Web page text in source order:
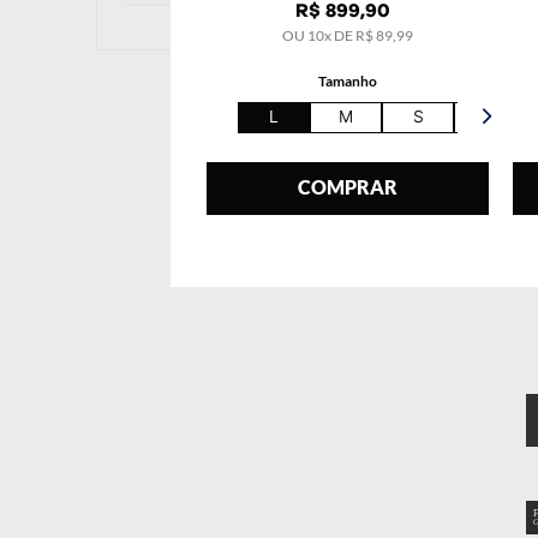
R$ 899,90
OU 10x DE R$89 99
Tamanho
L M S XL
COMPRAR